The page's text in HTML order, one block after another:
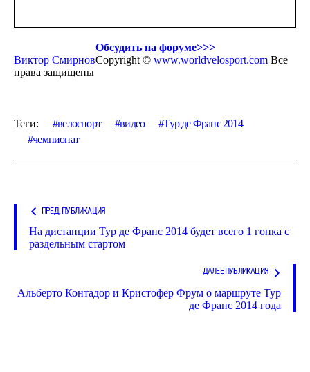
Обсудить на форуме>>>
Виктор СмирновCopyright © www.worldvelosport.com Все
права защищены
Теги: велоспорт видео
Тур де Франс 2014
чемпионат
ПРЕД. ПУБЛИКАЦИЯ
На дистанции Тур де Франс 2014 будет всего 1 гонка с
раздельным стартом
ДАЛЕЕ ПУБЛИКАЦИЯ
Альберто Контадор и Кристофер Фрум о маршруте Тур
де Франс 2014 года